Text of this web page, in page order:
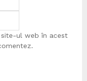
ul web în acest